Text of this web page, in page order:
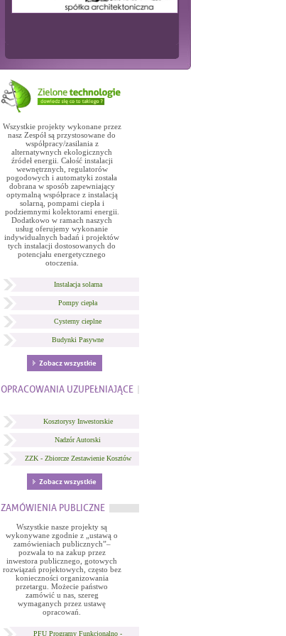
Wszystkie projekty wykonane przez
nasz Zespół są przystosowane do
współpracy/zasilania z
alternatywnych ekologicznych
źródeł energii. Całość instalacji
wewnętrznych, regulatorów
pogodowych i automatyki została
dobrana w sposób zapewniający
optymalną współprace z instalacją
solarną, pompami ciepła i
podziemnymi kolektorami energii.
Dodatkowo w ramach naszych
usług oferujemy wykonanie
indywidualnych badań i projektów
tych instalacji dostosowanych do
potencjału energetycznego
otoczenia.
Instalacja solarna
Pompy ciepła
Cysterny cieplne
Budynki Pasywne
Zobacz wszystkie
OPRACOWANIA UZUPEŁNIAJĄCE
Kosztorysy Inwestorskie
Nadzór Autorski
ZZK - Zbiorcze Zestawienie Kosztów
Zobacz wszystkie
ZAMÓWIENIA PUBLICZNE
Wszystkie nasze projekty są
wykonywane zgodnie z „ustawą o
zamówieniach publicznych”–
pozwala to na zakup przez
inwestora publicznego, gotowych
rozwiązań projektowych, często bez
konieczności organizowania
przetargu. Możecie państwo
zamówić u nas, szereg
wymaganych przez ustawę
opracowań.
PFU Programy Funkcjonalno -